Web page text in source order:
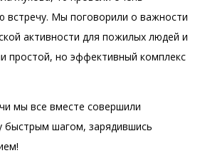
встречу. Мы поговорили о важности
активности для пожилых людей и
простой, но эффективный комплекс
мы все вместе совершили
быстрым шагом, зарядившись